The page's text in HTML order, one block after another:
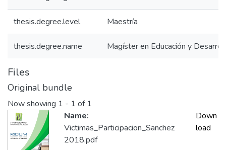
thesis.degree.level Maestría
thesis.degree.name Magíster en Educación y
Files
Original bundle
Now showing 1 - 1 of 1
Name:
Victimas_Participacion_Sanchez
2018.pdf
Down
load